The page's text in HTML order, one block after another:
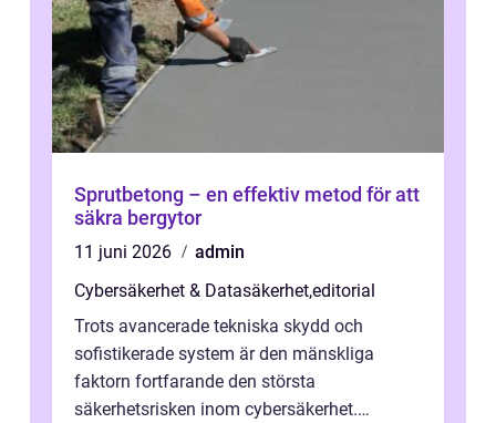
Sprutbetong – en effektiv metod för att
säkra bergytor
11 juni 2026
admin
Cybersäkerhet & Datasäkerhet,editorial
Trots avancerade tekniska skydd och
sofistikerade system är den mänskliga
faktorn fortfarande den största
säkerhetsrisken inom cybersäkerhet.